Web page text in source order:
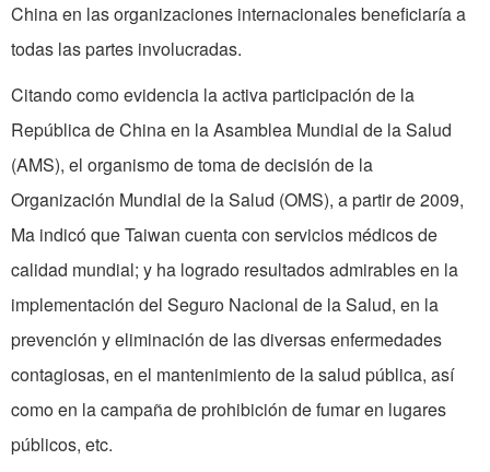
China en las organizaciones internacionales beneficiaría a
todas las partes involucradas.
Citando como evidencia la activa participación de la
República de China en la Asamblea Mundial de la Salud
(AMS), el organismo de toma de decisión de la
Organización Mundial de la Salud (OMS), a partir de 2009,
Ma indicó que Taiwan cuenta con servicios médicos de
calidad mundial; y ha logrado resultados admirables en la
implementación del Seguro Nacional de la Salud, en la
prevención y eliminación de las diversas enfermedades
contagiosas, en el mantenimiento de la salud pública, así
como en la campaña de prohibición de fumar en lugares
públicos, etc.